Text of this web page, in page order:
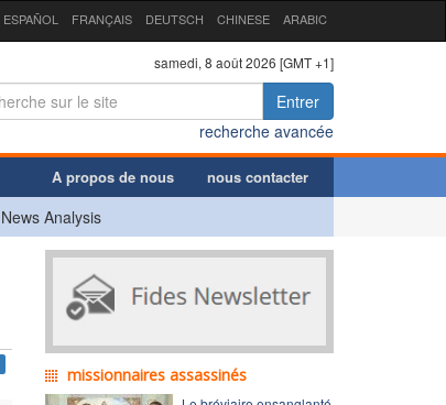
ESPAÑOL FRANÇAIS DEUTSCH CHINESE ARABIC
samedi, 8 août 2026 [GMT +1]
Entrer
recherche avancée
A propos de nous nous contacter
News Analysis
missionnaires assassinés